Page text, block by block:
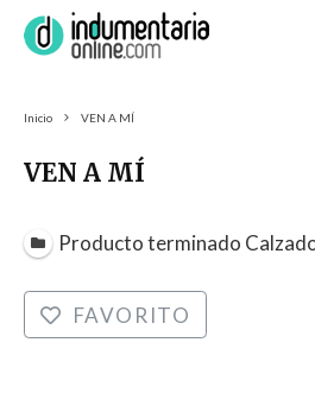
Inicio VEN A MÍ
VEN A MÍ
Producto terminado
FAVORITO